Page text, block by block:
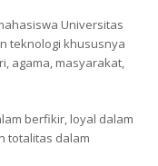
Universitas
teknologi khususnya
agama, masyarakat,
berfikir, loyal dalam
totalitas dalam